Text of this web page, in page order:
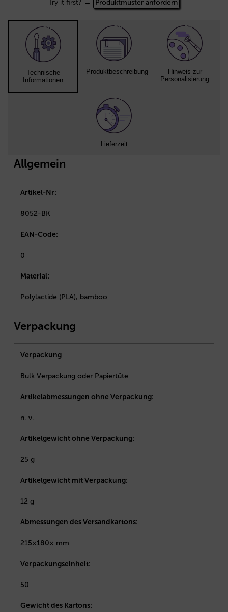
Try it first? → Produktmuster anfordern
Technische
Informationen
Produktbeschreibung
Hinweis zur
Personalisierung
Lieferzeit
Allgemein
Artikel-Nr:
8052-BK
EAN-Code:
0
Material:
Polylactide (PLA), bamboo
Verpackung
Verpackung
Bulk Verpackung oder Papiertüte
Artikelabmessungen ohne Verpackung:
n. v.
Artikelgewicht ohne Verpackung:
25 g
Artikelgewicht mit Verpackung:
12 g
Abmessungen des Versandkartons:
215×180× mm
Verpackungseinheit:
50
Gewicht des Kartons: